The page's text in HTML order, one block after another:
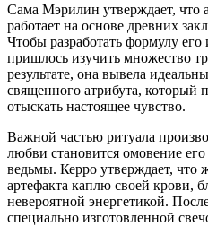
Сама Мэрилин утверждает, что
работает на основе древних
Чтобы разработать формулу его
пришлось изучить множество
результате, она вывела
священного атрибута, который
отыскать настоящее чувство.
Важной частью ритуала
любви становится омовение
ведьмы. Керро утверждает, что
артефакта каплю своей крови,
невероятной энергетикой.
специально изготовленной